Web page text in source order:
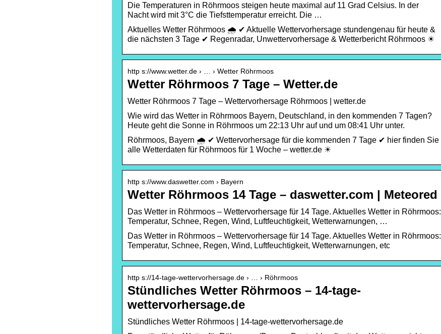
Die Temperaturen in Röhrmoos steigen heute maximal auf 11 Grad Celsius. In der
Nacht wird mit 3°C die Tiefsttemperatur erreicht. Die …
Aktuelles Wetter Röhrmoos 🌧️ ✔ Aktuelle Wettervorhersage stundengenau für heute &
die nächsten 3 Tage ✔ Regenradar, Unwettervorhersage & Wetterbericht Röhrmoos ☀
http s://www.wetter.de › … › Wetter Röhrmoos
Wetter Röhrmoos 7 Tage – Wetter.de
Wetter Röhrmoos 7 Tage – Wettervorhersage Röhrmoos | wetter.de
Wie wird das Wetter in Röhrmoos Bayern, Deutschland, in den kommenden 7 Tagen?
Heute geht die Sonne in Röhrmoos um 22:13 Uhr auf und um 08:41 Uhr unter.
Röhrmoos, Bayern 🌧️ ✔ Wettervorhersage für die kommenden 7 Tage ✔ hier finden Sie
alle Wetterdaten für Röhrmoos für 1 Woche – wetter.de ☀
http s://www.daswetter.com › Bayern
Wetter Röhrmoos 14 Tage – daswetter.com | Meteored
Das Wetter in Röhrmoos – Wettervorhersage für 14 Tage. Aktuelles Wetter in Röhrmoos:
Temperatur, Schnee, Regen, Wind, Luftfeuchtigkeit, Wetterwarnungen, …
Das Wetter in Röhrmoos – Wettervorhersage für 14 Tage. Aktuelles Wetter in Röhrmoos:
Temperatur, Schnee, Regen, Wind, Luftfeuchtigkeit, Wetterwarnungen, etc
http s://14-tage-wettervorhersage.de › … › Röhrmoos
Stündliches Wetter Röhrmoos – 14-tage-
wettervorhersage.de
Stündliches Wetter Röhrmoos | 14-tage-wettervorhersage.de